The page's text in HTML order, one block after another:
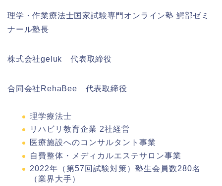
理学・作業療法士国家試験専門オンライン塾 鰐部ゼミ
ナール塾長
株式会社geluk 代表取締役
合同会社RehaBee 代表取締役
理学療法士
リハビリ教育企業 2社経営
医療施設へのコンサルタント事業
自費整体・メディカルエステサロン事業
2022年（第57回試験対策）塾生会員数280名
（業界大手）